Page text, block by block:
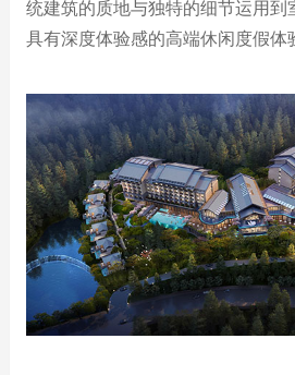
统建筑的质地与独特的细节运用
具有深度体验感的高端休闲度假体